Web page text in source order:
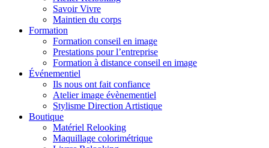
Savoir Vivre
Maintien du corps
Formation
Formation conseil en image
Prestations pour l’entreprise
Formation à distance conseil en image
Événementiel
Ils nous ont fait confiance
Atelier image évènementiel
Stylisme Direction Artistique
Boutique
Matériel Relooking
Maquillage colorimétrique